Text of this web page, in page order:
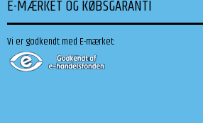
E-MÆRKET OG KØBSGARANTI
Vi er godkendt med E-mærket: